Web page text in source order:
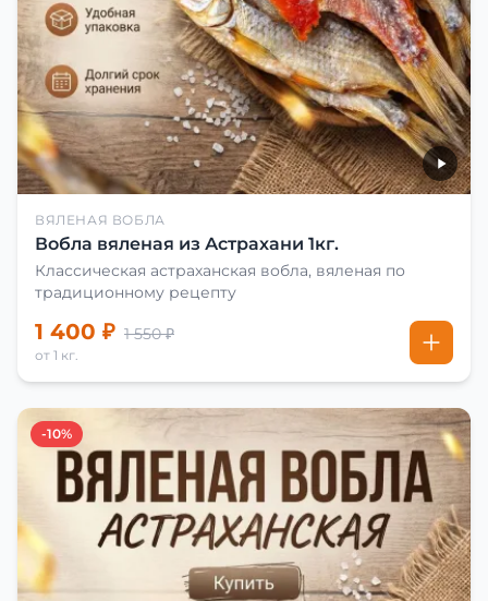
ВЯЛЕНАЯ ВОБЛА
Вобла вяленая из Астрахани 1кг.
Классическая астраханская вобла, вяленая по
традиционному рецепту
1 400 ₽ 1 550 ₽
от 1 кг.
-10%